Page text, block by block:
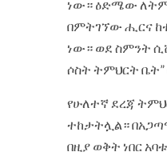
ነው። ዕድሜው
በምትገኘው ሒርና
ነው። ወደ ስምንት
ሶስት ትምህርት
የሁለተኛ ደረጃ
ተከታትሏል።
በዚያ ወቅት ነበር